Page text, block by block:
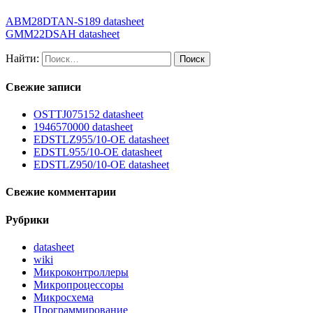
ABM28DTAN-S189 datasheet
GMM22DSAH datasheet
Найти:
Свежие записи
OSTTJ075152 datasheet
1946570000 datasheet
EDSTLZ955/10-OE datasheet
EDSTL955/10-OE datasheet
EDSTLZ950/10-OE datasheet
Свежие комментарии
Рубрики
datasheet
wiki
Микроконтроллеры
Микропроцессоры
Микросхема
Программирование